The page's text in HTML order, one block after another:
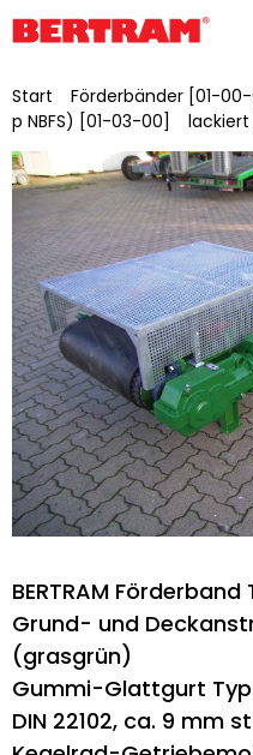
Start Förderbänder [01-
p NBFS) [01-03-00]
lackiert
BERTRAM Förderband
Grund- und
(grasgrün)
Gummi-Glattgurt Typ
DIN 22102, ca. 9 mm